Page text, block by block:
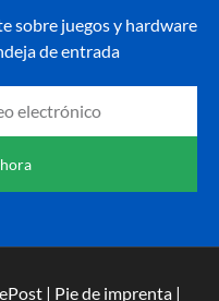
sobre juegos y hardware
de entrada
| Pie de imprenta |